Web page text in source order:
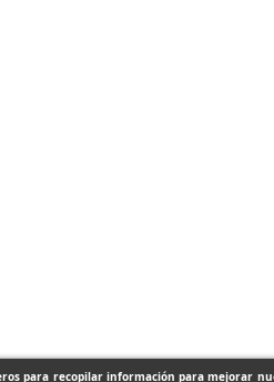
para recopilar información para mejorar